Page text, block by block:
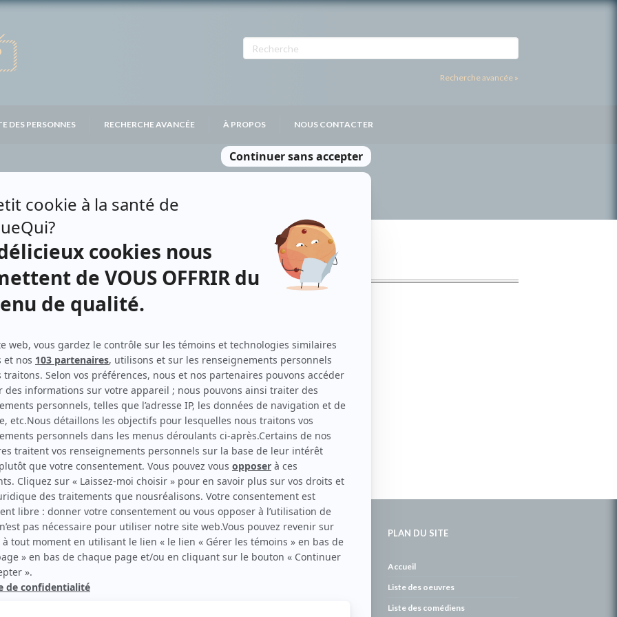
Recherche avancée »
DES PERSONNES RECHERCHE AVANCÉE À PROPOS NOUS CONTACTER
Personnages
Saint-Jean-du-Lac
( Amie de Geneviève
La nuit où Laurier Gaudreault s'est réveillé(Valéry)
Virage – Double faute(Shirley)
Doute raisonnable(Erika Gilbert2026)
5e rang(Violine Metelus2022)
carbure à son petit écran. Celui qu’on surnomme parfois «l’encyclopédie de
à 2001. Sa spécialité: la télé québécoise. On peut l’entendre régulièrement
PLAN DU SITE
Accueil
Liste des oeuvres
Liste des comédiens